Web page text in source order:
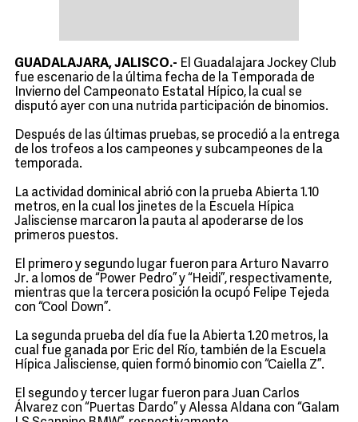
GUADALAJARA, JALISCO.- El Guadalajara Jockey Club
fue escenario de la última fecha de la Temporada de
Invierno del Campeonato Estatal Hípico, la cual se
disputó ayer con una nutrida participación de binomios.
Después de las últimas pruebas, se procedió a la entrega
de los trofeos a los campeones y subcampeones de la
temporada.
La actividad dominical abrió con la prueba Abierta 1.10
metros, en la cual los jinetes de la Escuela Hípica
Jalisciense marcaron la pauta al apoderarse de los
primeros puestos.
El primero y segundo lugar fueron para Arturo Navarro
Jr. a lomos de “Power Pedro” y “Heidi”, respectivamente,
mientras que la tercera posición la ocupó Felipe Tejeda
con “Cool Down”.
La segunda prueba del día fue la Abierta 1.20 metros, la
cual fue ganada por Eric del Río, también de la Escuela
Hípica Jalisciense, quien formó binomio con “Caiella Z”.
El segundo y tercer lugar fueron para Juan Carlos
Álvarez con “Puertas Dardo” y Alessa Aldana con “Galam